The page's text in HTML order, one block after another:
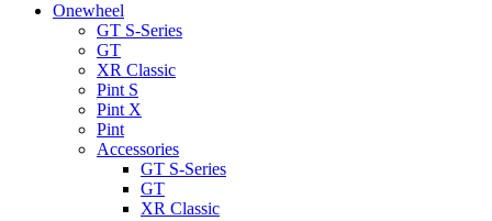
Onewheel
GT S-Series
GT
XR Classic
Pint S
Pint X
Pint
Accessories
GT S-Series
GT
XR Classic